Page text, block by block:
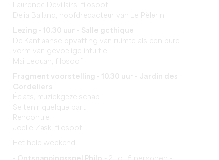
Laurence Devillairs, filosoof
Delia Balland, hoofdredacteur van Le Pèlerin
Lezing - 10.30 uur - Salle gothique
De Kantiaanse opvatting van ruimte als een pure
vorm van gevoelige intuïtie
Mai Lequan, filosoof
Fragment voorstelling - 10.30 uur - Jardin des
Cordeliers
Éclats, muziekgezelschap
Se tenir quelque part
Rencontre
Joëlle Zask, filosoof
Het hele weekend
Ontsnappingsspel Philo - 2 tot 5 personen -